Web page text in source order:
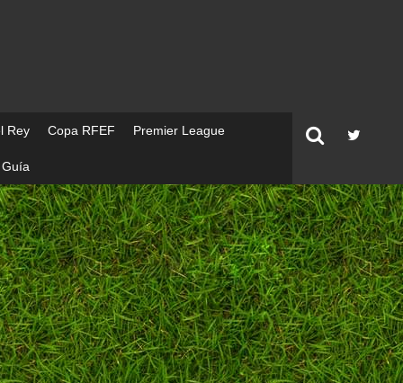
Rey Copa RFEF Premier League
Guía